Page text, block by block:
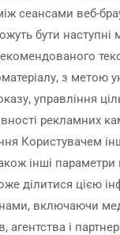
сеансами веб-
бути наступні
з метою
управління
рекламних
Користувачем
інші
ділитися цією
включаючи
агентства і